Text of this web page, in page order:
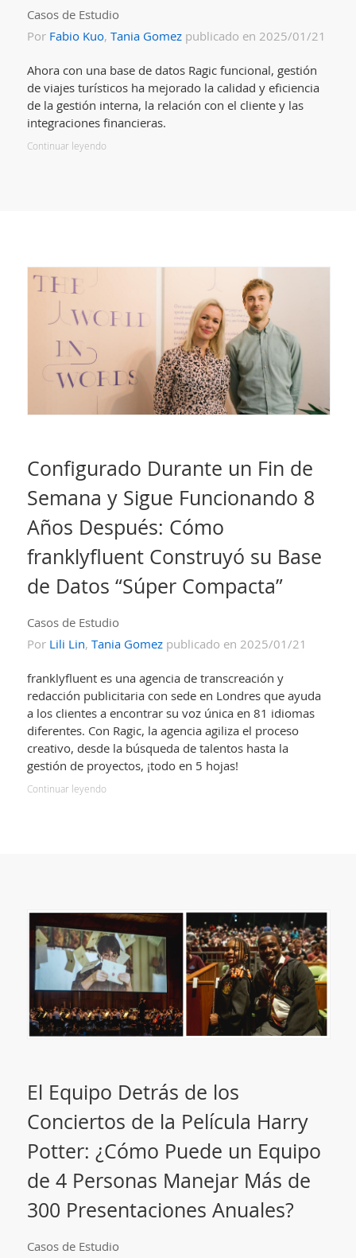
Casos de Estudio
Por Fabio Kuo, Tania Gomezpublicado en 2025/01/21
Ahora con una base de datos Ragic funcional, gestión
de viajes turísticos ha mejorado la calidad y eficiencia
de la gestión interna, la relación con el cliente y las
integraciones financieras.
Continuar leyendo
Configurado Durante un Fin de
Semana y Sigue Funcionando 8
Años Después: Cómo
franklyfluent Construyó su Base
de Datos “Súper Compacta”
Casos de Estudio
Por Lili Lin, Tania Gomezpublicado en 2025/01/21
franklyfluent es una agencia de transcreación y
redacción publicitaria con sede en Londres que ayuda
a los clientes a encontrar su voz única en 81 idiomas
diferentes. Con Ragic, la agencia agiliza el proceso
creativo, desde la búsqueda de talentos hasta la
gestión de proyectos, ¡todo en 5 hojas!
Continuar leyendo
El Equipo Detrás de los
Conciertos de la Película Harry
Potter: ¿Cómo Puede un Equipo
de 4 Personas Manejar Más de
300 Presentaciones Anuales?
Casos de Estudio